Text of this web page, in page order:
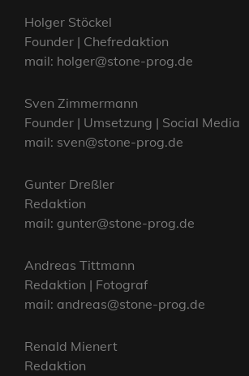
Holger Stöckel
Founder | Chefredaktion
mail: holger@stone-prog.de
Sven Zimmermann
Founder | Umsetzung | Social Media
mail: sven@stone-prog.de
Gunter Dreßler
Redaktion
mail: gunter@stone-prog.de
Andreas Tittmann
Redaktion | Fotograf
mail: andreas@stone-prog.de
Renald Mienert
Redaktion